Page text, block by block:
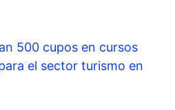
500 cupos en cursos
el sector turismo en